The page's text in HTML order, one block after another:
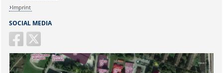
SOCIAL MEDIA
Imprint